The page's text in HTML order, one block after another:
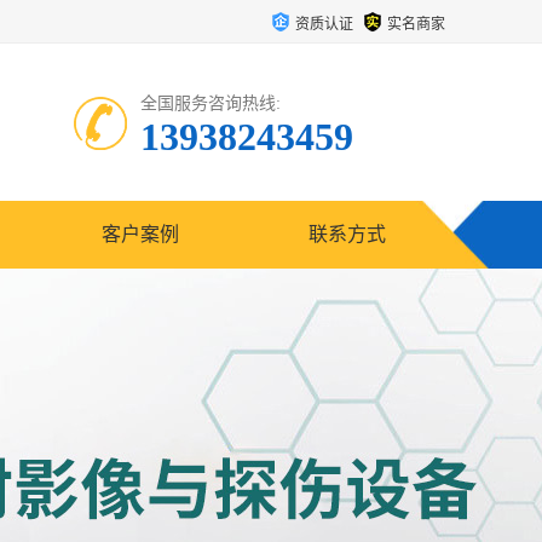
资质认证 实名商家
全国服务咨询热线:
13938243459
客户案例 联系方式